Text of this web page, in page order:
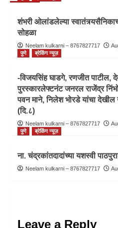
शंभरी ओलांडलेल्या
सोहळा
Neelam kulkarni – 8767827717
पुणे
ब्रेकिंग न्यूज़
-विजयसिंह घाडगे, रणजीत पाटील,
पुरस्कारलेफ्टनंट जनरल राजेंद्र
पवन माने, निलेश भोरडे यांचा
(दि.८)
Neelam kulkarni – 8767827717
पुणे
ब्रेकिंग न्यूज़
ना. चंद्रकांतदादांच्या यशस्वी
Neelam kulkarni – 8767827717
Leave a Reply